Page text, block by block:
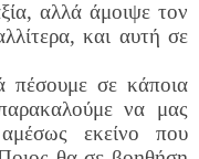
αλλά άμοιψε τον
και αυτή σε
πέσουμε σε κάποια
να μας
εκείνο που